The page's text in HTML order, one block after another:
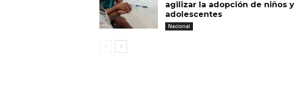
agilizar la adopción de niños y
adolescentes
Nacional